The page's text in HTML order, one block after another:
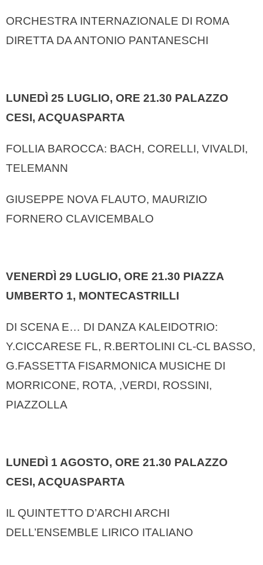
ORCHESTRA INTERNAZIONALE DI ROMA
DIRETTA DA ANTONIO PANTANESCHI
LUNEDÌ 25 LUGLIO, ORE 21.30 PALAZZO
CESI, ACQUASPARTA
FOLLIA BAROCCA: BACH, CORELLI, VIVALDI,
TELEMANN
GIUSEPPE NOVA FLAUTO, MAURIZIO
FORNERO CLAVICEMBALO
VENERDÌ 29 LUGLIO, ORE 21.30 PIAZZA
UMBERTO 1, MONTECASTRILLI
DI SCENA E… DI DANZA KALEIDOTRIO:
Y.CICCARESE FL, R.BERTOLINI CL-CL BASSO,
G.FASSETTA FISARMONICA MUSICHE DI
MORRICONE, ROTA, ,VERDI, ROSSINI,
PIAZZOLLA
LUNEDÌ 1 AGOSTO, ORE 21.30 PALAZZO
CESI, ACQUASPARTA
IL QUINTETTO D’ARCHI ARCHI
DELL’ENSEMBLE LIRICO ITALIANO